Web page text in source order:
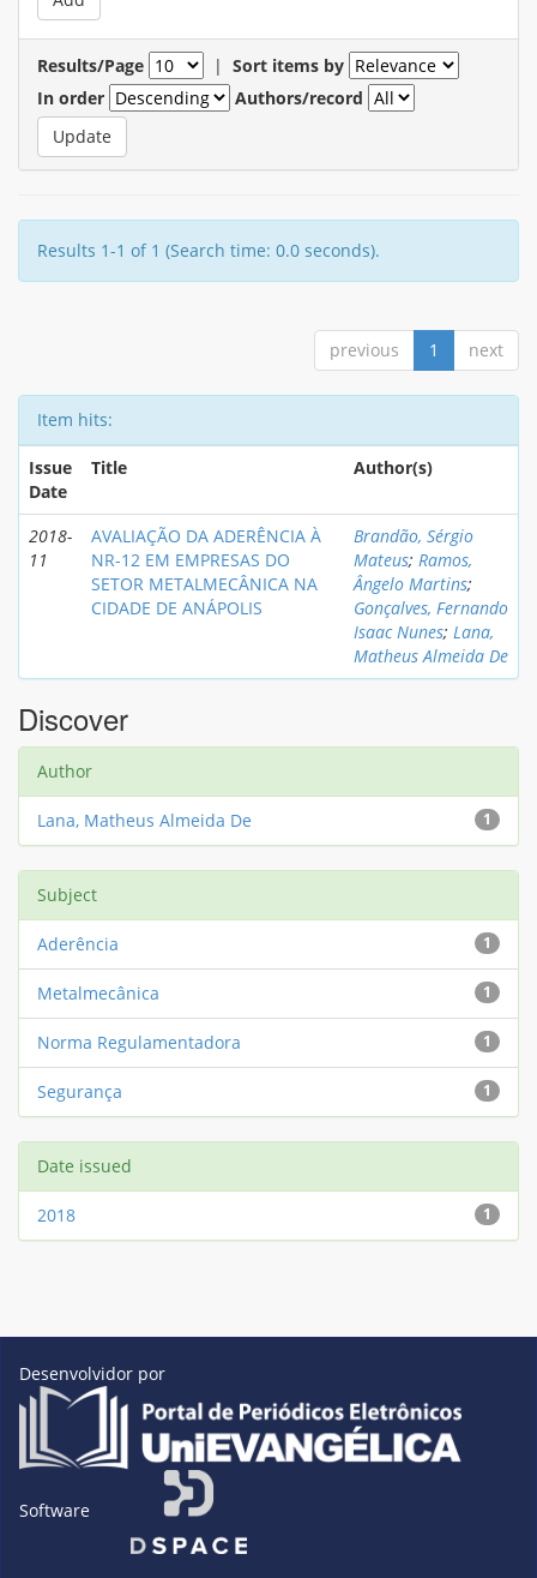
Results/Page | Sort items by
In order
Authors/record
Results 1-1 of 1 (Search time: 0.0 seconds).
previous 1 next
Item hits:
Issue
Date
Title Author(s)
2018-
11
AVALIAÇÃO DA ADERÊNCIA À
NR-12 EM EMPRESAS DO
SETOR METALMECÂNICA NA
CIDADE DE ANÁPOLIS
Brandão, Sérgio
Mateus; Ramos,
Ângelo Martins;
Gonçalves, Fernando
Isaac Nunes; Lana,
Matheus Almeida De
Discover
Author
1
Lana, Matheus Almeida De
Subject
1
Aderência
1
Metalmecânica
1
Norma Regulamentadora
1
Segurança
Date issued
1
2018
Desenvolvidor por
Software